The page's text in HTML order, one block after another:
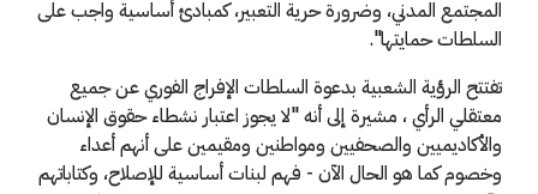
المجتمع المدني، وضرورة حرية التعبير، كمبادئ أساسية واجب على
السلطات حمايتها".
تفتتح الرؤية الشعبية بدعوة السلطات الإفراج الفوري عن جميع
معتقلي الرأي ، مشيرة إلى أنه "لا يجوز اعتبار نشطاء حقوق الإنسان
والأكاديميين والصحفيين ومواطنين ومقيمين على أنهم أعداء
وخصوم كما هو الحال الآن - فهم لبنات أساسية للإصلاح، وكتاباتهم